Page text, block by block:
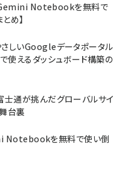
Gemini Notebookを無料で
め】
しいGoogleデータポータル
使えるダッシュボード構築の
通が挑んだグローバルサイ
台裏
Notebookを無料で使い倒